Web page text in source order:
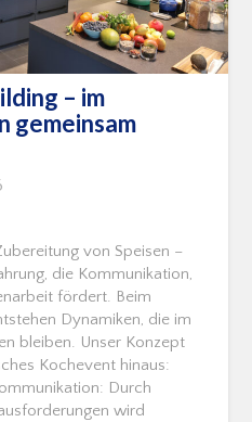
– im
gemeinsam
von Speisen –
die Kommunikation,
fördert. Beim
Dynamiken, die im
bleiben. Unser Konzept
Kochevent hinaus:
Durch
wird